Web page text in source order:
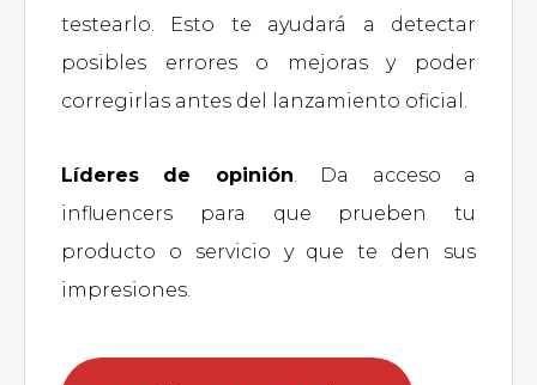
testearlo. Esto te ayudará a detectar
posibles errores o mejoras y poder
corregirlas antes del lanzamiento oficial.
Líderes de opinión. Da acceso a
influencers para que prueben tu
producto o servicio y que te den sus
impresiones.